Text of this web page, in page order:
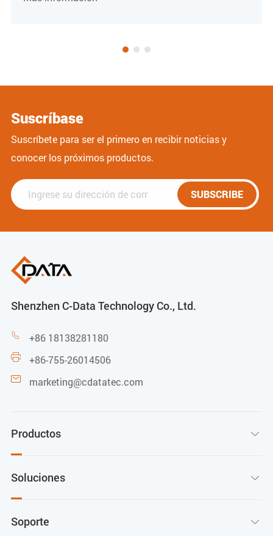
Suscríbase
Suscríbete para ser el primero en recibir noticias y
conocer los próximos productos.
SUBSCRIBE
Shenzhen C-Data Technology Co., Ltd.
 +86 18138281180
 +86-755-26014506
 marketing@cdatatec.com
Productos 
Soluciones 
Soporte 